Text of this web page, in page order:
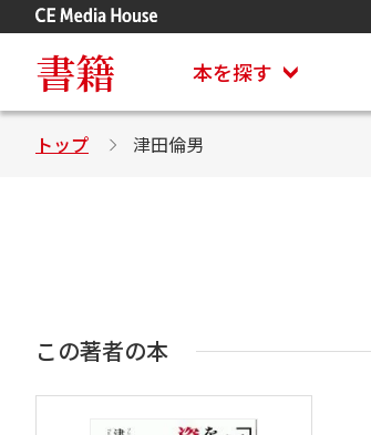
書籍 本を探す
トップ 津田倫男
この著者の本